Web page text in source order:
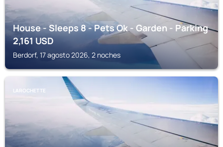
House - Sleeps 8 - Pets Ok - Garden - Parking
2,161USD
Berdorf, 17 agosto 2026, 2 noches
LAROCHETTE